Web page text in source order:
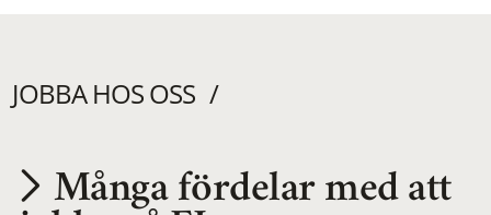
JOBBA HOS OSS
Många fördelar med att